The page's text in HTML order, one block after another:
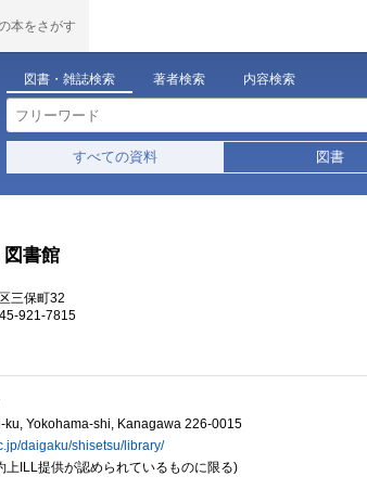
本をさがす
図書・雑誌検索 著者検索 内容検索
すべての資料 図書
書館
三保町32
921-7815
Yokohama-shi, Kanagawa 226-0015
daigaku/shisetsu/library/
上ILL提供が認められているものに限る)